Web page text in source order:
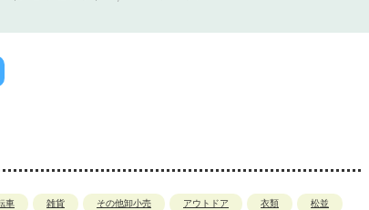
車 雑貨 その他卸小売 アウトドア 衣類 松並